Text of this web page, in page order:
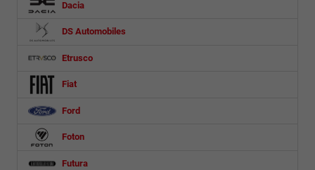
Dacia
DS Automobiles
Etrusco
Fiat
Ford
Foton
Futura